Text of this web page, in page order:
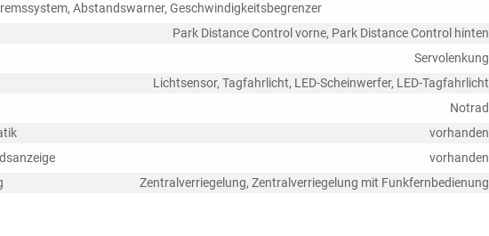
Abstandswarner, Geschwindigkeitsbegrenzer
Park Distance Control vorne, Park Distance Control hinten
Servolenkung
Lichtsensor, Tagfahrlicht, LED-Scheinwerfer, LED-Tagfahrlicht
Notrad
vorhanden
vorhanden
Zentralverriegelung, Zentralverriegelung mit Funkfernbedienung